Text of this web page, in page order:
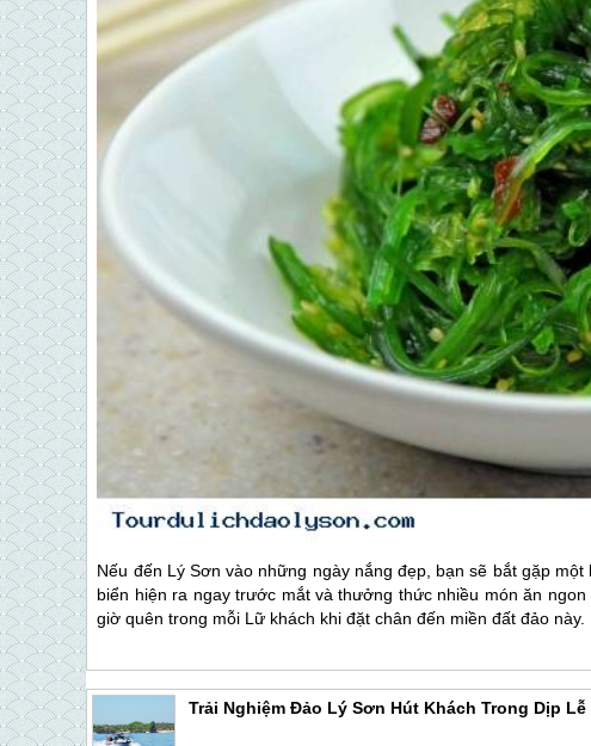
Nếu đến Lý Sơn vào những ngày nắng đẹp, bạn sẽ bắt gặp
biển hiện ra ngay trước mắt và thưởng thức nhiều món ăn
giờ quên trong mỗi Lữ khách khi đặt chân đến miền đất đảo này.
Trải Nghiệm Đảo Lý Sơn Hút Khách Trong Dịp Lễ